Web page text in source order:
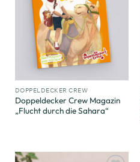
DOPPELDECKER CREW
Doppeldecker Crew Magazin
„Flucht durch die Sahara“